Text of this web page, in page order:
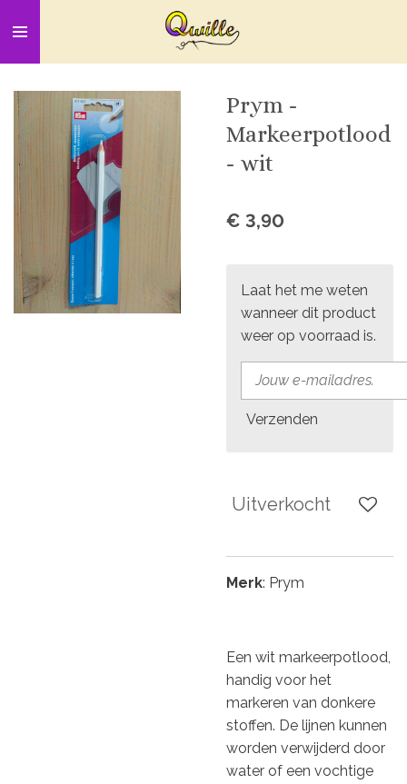
direct
naar
de
hoofdinhoud
Prym -
Markeerpotlood
- wit
€ 3,90
Laat het me weten
wanneer dit product
weer op voorraad is.
Verzenden
Uitverkocht
Merk: Prym
Een wit markeerpotlood,
handig voor het
markeren van donkere
stoffen. De lijnen kunnen
worden verwijderd door
water of een vochtige